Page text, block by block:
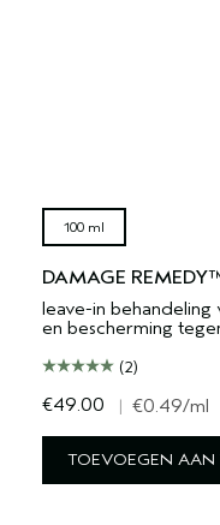
100 ml
DAMAGE
leave-in
en bescherming
(2)
€49.00 | €0.49/ml
TOEVOEGEN AAN